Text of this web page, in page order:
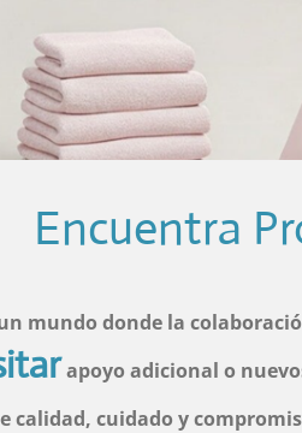
Encuentra
mundo donde la
apoyo adicional o
calidad, cuidado y